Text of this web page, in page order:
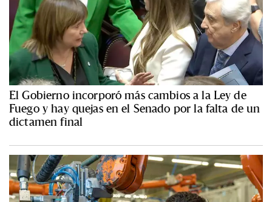
El Gobierno incorporó más cambios a la Ley de
Fuego y hay quejas en el Senado por la falta de un
dictamen final